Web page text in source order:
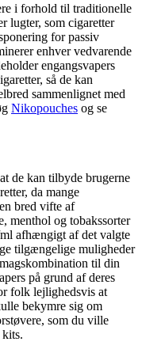
i forhold til traditionelle
lugter, som cigaretter
for passiv
enhver vedvarende
engangsvapers
så de kan
sammenlignet med
Nikopouches og se
de kan tilbyde brugerne
da mange
bred vifte af
menthol og tobakssorter
afhængigt af det valgte
tilgængelige muligheder
til din
på grund af deres
folk lejlighedsvis at
bekymre sig om
som du ville